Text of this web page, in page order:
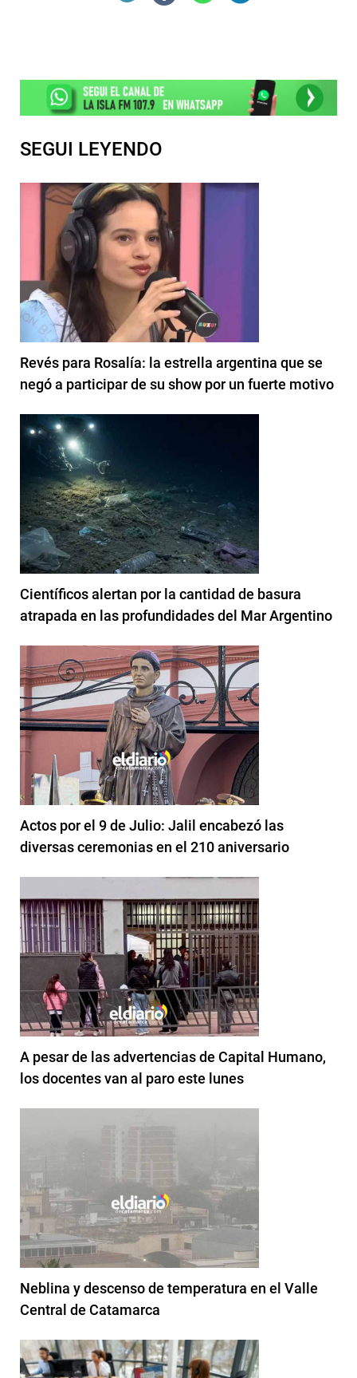
SEGUI LEYENDO
Revés para Rosalía: la estrella argentina que se
negó a participar de su show por un fuerte motivo
Científicos alertan por la cantidad de basura
atrapada en las profundidades del Mar Argentino
Actos por el 9 de Julio: Jalil encabezó las
diversas ceremonias en el 210 aniversario
A pesar de las advertencias de Capital Humano,
los docentes van al paro este lunes
Neblina y descenso de temperatura en el Valle
Central de Catamarca